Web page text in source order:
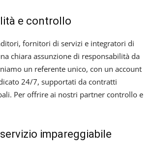
e controllo
fornitori di servizi e integratori di
chiara assunzione di responsabilità da
un referente unico, con un account
24/7, supportati da contratti
Per offrire ai nostri partner controllo e
impareggiabile